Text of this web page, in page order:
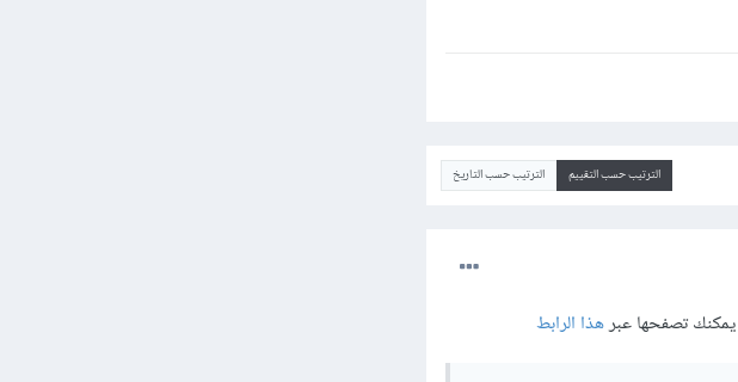
الترتيب حسب التقييم الترتيب حسب التاريخ
تصفحها عبرهذا الرابط